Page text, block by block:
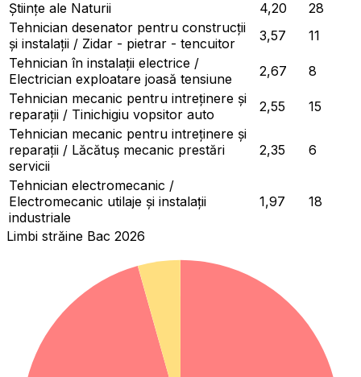
Ştiinţe ale Naturii
4,20
28
Tehnician desenator pentru construcții
și instalații / Zidar - pietrar - tencuitor
3,57
11
Tehnician în instalații electrice /
Electrician exploatare joasă tensiune
2,67
8
Tehnician mecanic pentru intreținere și
reparații / Tinichigiu vopsitor auto
2,55
15
Tehnician mecanic pentru intreținere și
reparații / Lăcătuș mecanic prestări
servicii
2,35 6
Tehnician electromecanic /
Electromecanic utilaje și instalații
industriale
1,97 18
Limbi străine Bac 2026